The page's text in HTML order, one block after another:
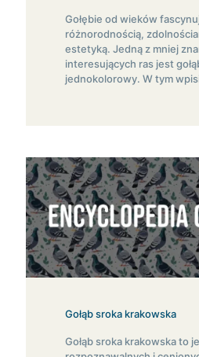
Gołębie od wieków
różnorodnością,
estetyką. Jedną z mniej
interesujących ras jest
jednokolorowy. W tym
Gołąb sroka krakowska
Gołąb sroka krakowska to